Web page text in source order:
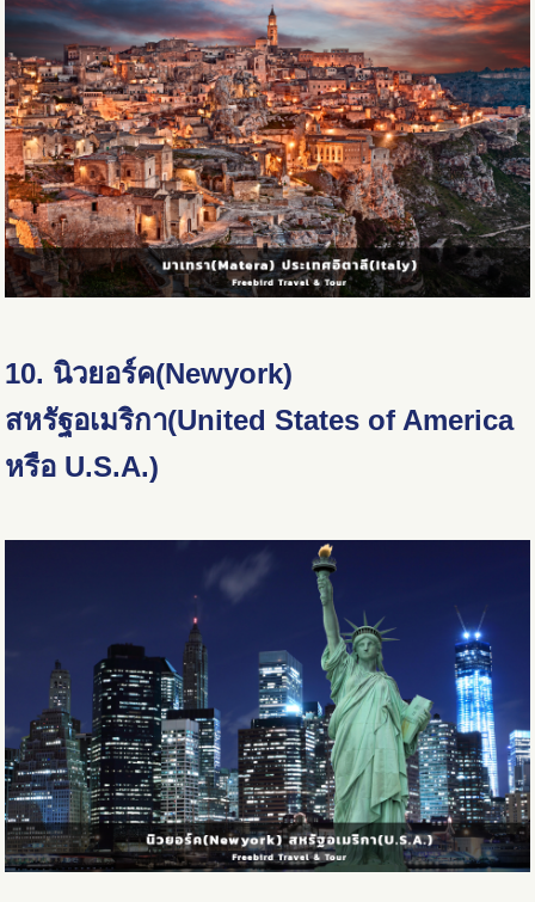
10. นิวยอร์ค(Newyork)
สหรัฐอเมริกา(United States of America
หรือ U.S.A.)